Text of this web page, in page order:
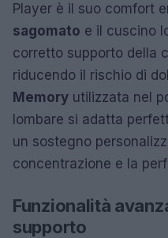
Player è il suo comfort
sagomato e il cuscino
corretto supporto della
riducendo il rischio di
Memory utilizzata nel
lombare si adatta
un sostegno
concentrazione e la
Funzionalità
supporto